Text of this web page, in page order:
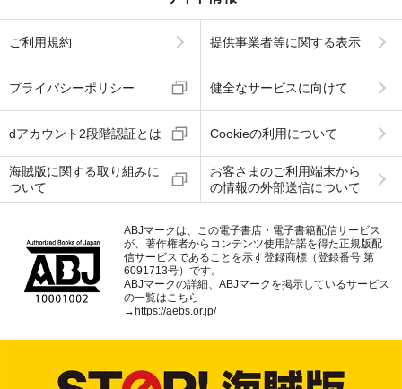
ご利用規約 提供事業者等に関する表示
プライバシーポリシー 健全なサービスに向けて
dアカウント2段階認証とは Cookieの利用について
海賊版に関する取り組みに
ついて
お客さまのご利用端末から
の情報の外部送信について
ABJマークは、この電子書店・電子書籍配信サービス
が、著作権者からコンテンツ使用許諾を得た正規版配
信サービスであることを示す登録商標（登録番号 第
6091713号）です。
ABJマークの詳細、ABJマークを掲示しているサービス
の一覧はこちら
→ https://aebs.or.jp/